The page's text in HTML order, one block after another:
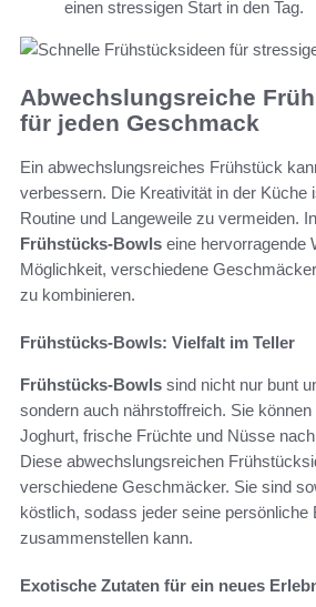
einen stressigen Start in den Tag.
Abwechslungsreiche
für jeden Geschmack
Ein abwechslungsreiches Frühstück
verbessern. Die Kreativität in der Küche
Routine und Langeweile zu vermeiden.
Frühstücks-Bowls eine hervorragende
Möglichkeit, verschiedene
zu kombinieren.
Frühstücks-Bowls: Vielfalt im Teller
Frühstücks-Bowls sind nicht nur bunt
sondern auch nährstoffreich. Sie
Joghurt, frische Früchte und Nüsse
Diese abwechslungsreichen
verschiedene Geschmäcker. Sie sind
köstlich, sodass jeder seine persönliche
zusammenstellen kann.
Exotische Zutaten für ein neues